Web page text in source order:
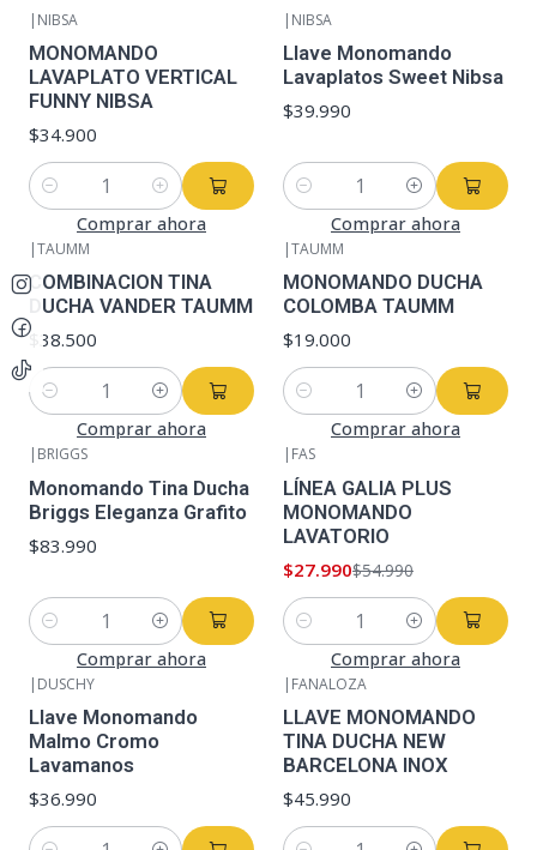
| NIBSA
MONOMANDO
LAVAPLATO VERTICAL
FUNNY NIBSA
$34.900
Cantidad
Comprar ahora
| NIBSA
Llave Monomando
Lavaplatos Sweet Nibsa
$39.990
Cantidad
Comprar ahora
|TAUMM
COMBINACION TINA
DUCHA VANDER TAUMM
$38.500
Cantidad
Comprar ahora
|TAUMM
MONOMANDO DUCHA
COLOMBA TAUMM
$19.000
Cantidad
Comprar ahora
BRIGGS
Monomando Tina Ducha
Briggs Eleganza Grafito
$83.990
Cantidad
Comprar ahora
FAS
LÍNEA GALIA PLUS
MONOMANDO
LAVATORIO
$27.990$54.990
Cantidad
Comprar ahora
| DUSCHY
Llave Monomando
Malmo Cromo
Lavamanos
$36.990
| FANALOZA
LLAVE MONOMANDO
TINA DUCHA NEW
BARCELONA INOX
$45.990